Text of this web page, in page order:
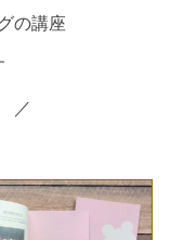
の講座
／